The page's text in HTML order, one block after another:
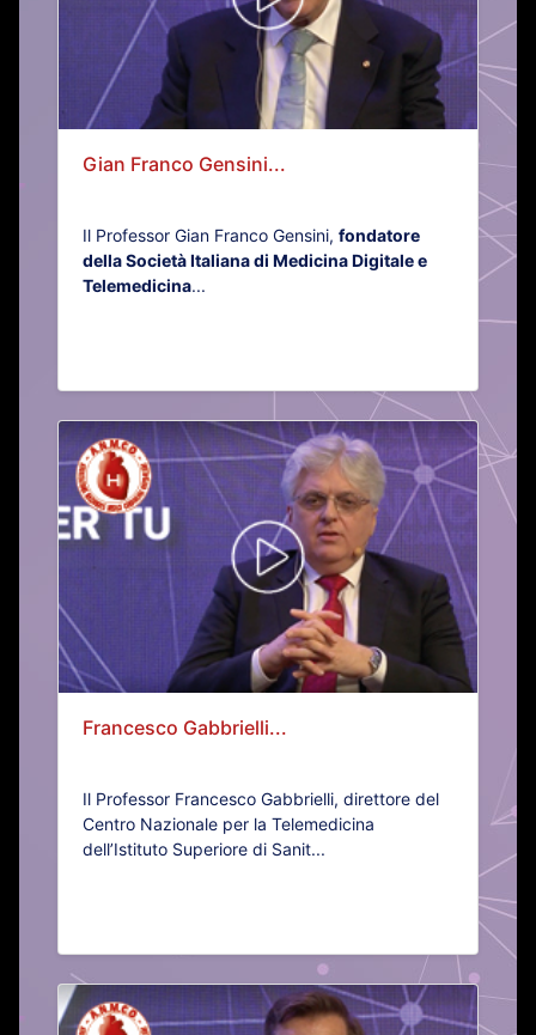
Gian Franco Gensini...
Il Professor Gian Franco Gensini, fondatore
della Società Italiana di Medicina Digitale e
Telemedicina...
Francesco Gabbrielli...
Il Professor Francesco Gabbrielli, direttore del
Centro Nazionale per la Telemedicina
dell’Istituto Superiore di Sanit...